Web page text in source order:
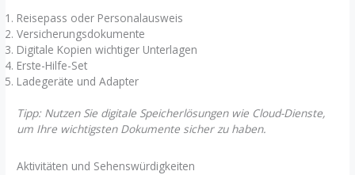
Reisepass oder Personalausweis
Versicherungsdokumente
Digitale Kopien wichtiger Unterlagen
Erste-Hilfe-Set
Ladegeräte und Adapter
Tipp: Nutzen Sie digitale Speicherlösungen wie Cloud-Dienste,
um Ihre wichtigsten Dokumente sicher zu haben.
Aktivitäten und Sehenswürdigkeiten